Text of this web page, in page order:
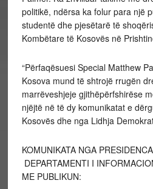
politikë, ndërsa ka folur para një
studentë dhe pjesëtarë të
Kombëtare të Kosovës në
“Përfaqësuesi Special Matthew
Kosova mund të shtrojë rrugën
marrëveshjeje gjithëpërfshirëse
njëjtë në të dy komunikatat e
Kosovës dhe nga Lidhja
KOMUNIKATA NGA
DEPARTAMENTI I
ME PUBLIKUN: